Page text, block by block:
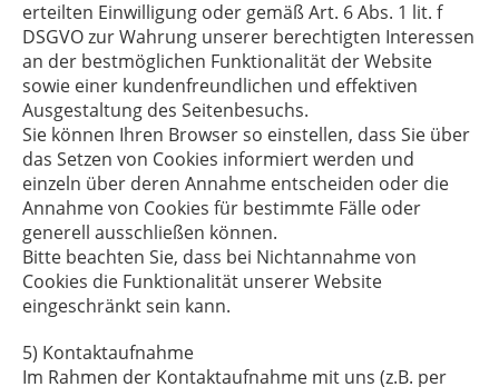
erteilten Einwilligung oder gemäß Art. 6 Abs. 1 lit. f
DSGVO zur Wahrung unserer berechtigten Interessen
an der bestmöglichen Funktionalität der Website
sowie einer kundenfreundlichen und effektiven
Ausgestaltung des Seitenbesuchs.
Sie können Ihren Browser so einstellen, dass Sie über
das Setzen von Cookies informiert werden und
einzeln über deren Annahme entscheiden oder die
Annahme von Cookies für bestimmte Fälle oder
generell ausschließen können.
Bitte beachten Sie, dass bei Nichtannahme von
Cookies die Funktionalität unserer Website
eingeschränkt sein kann.
5) Kontaktaufnahme
Im Rahmen der Kontaktaufnahme mit uns (z.B. per